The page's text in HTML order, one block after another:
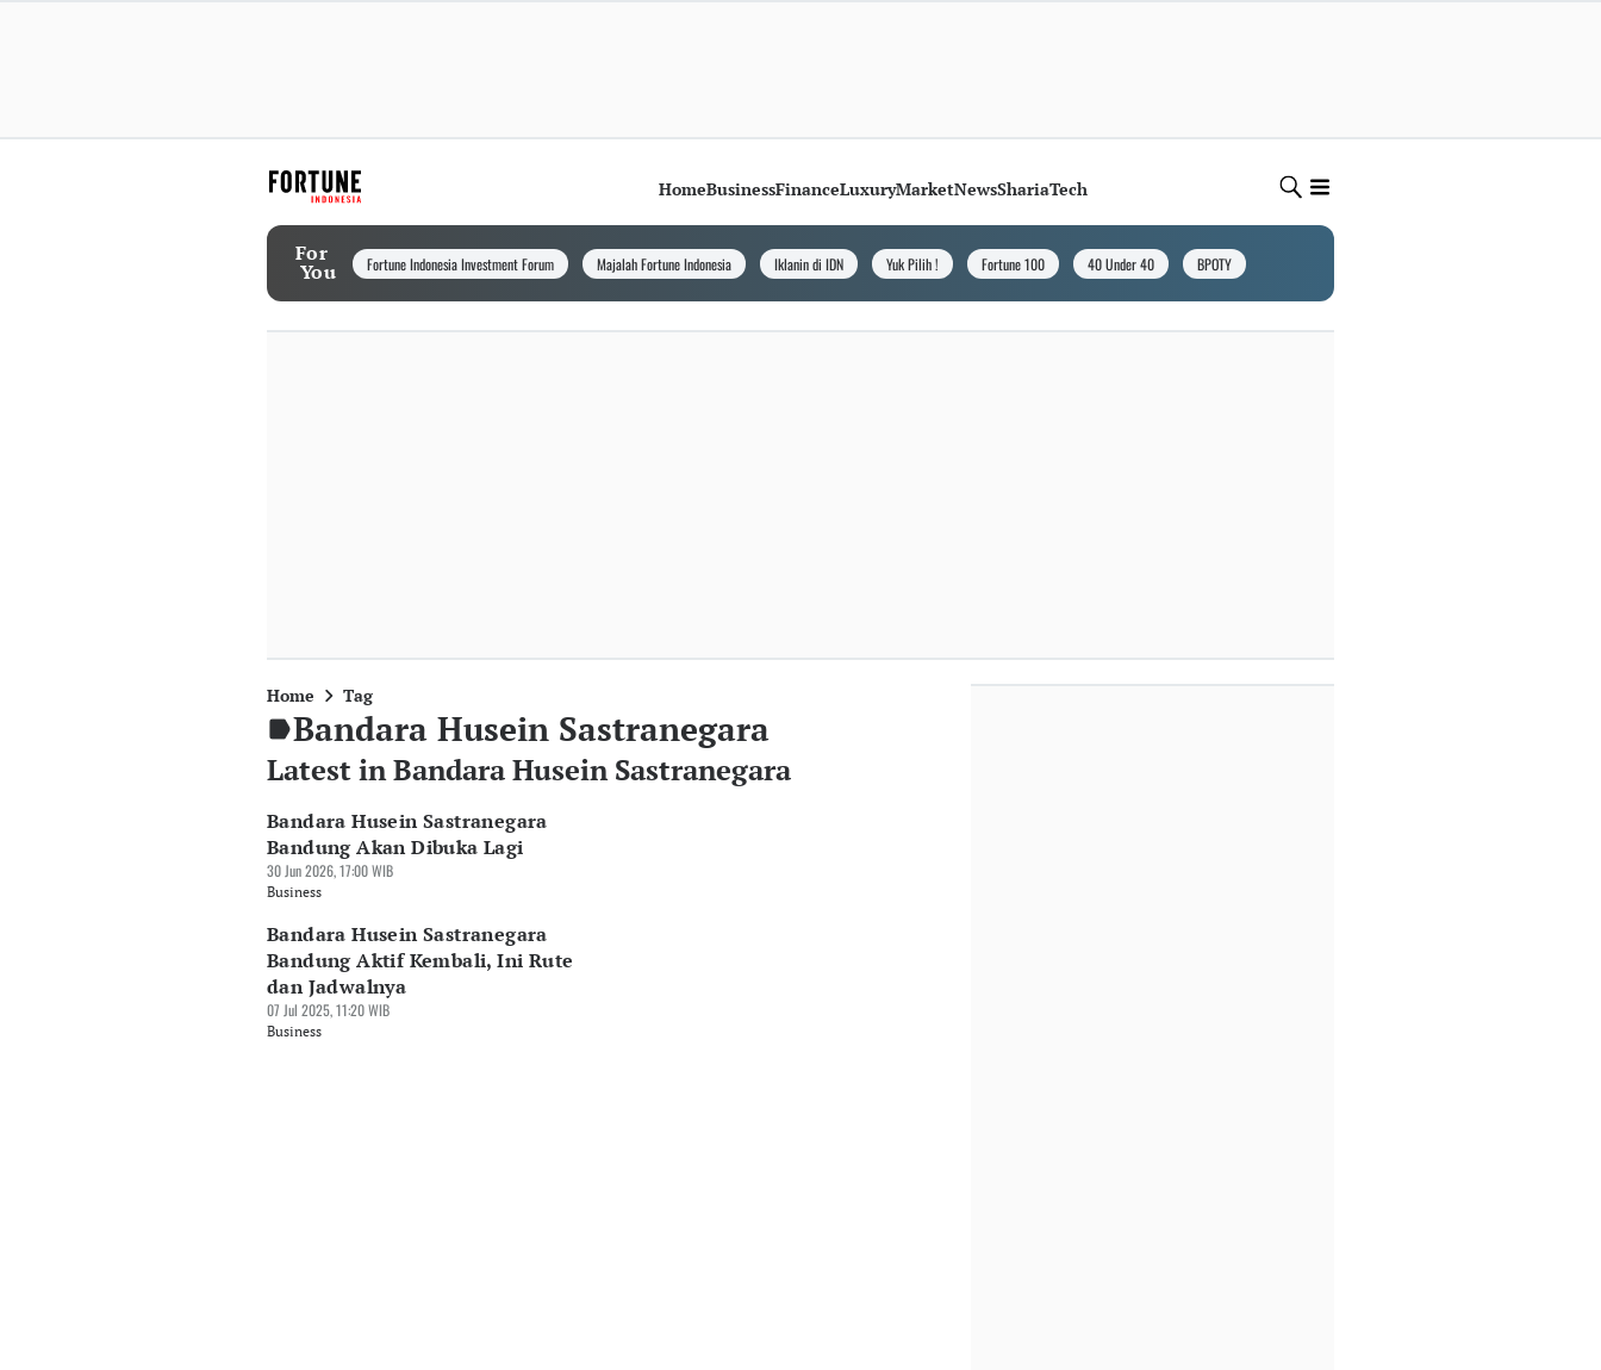
HomeBusinessFinanceLuxuryMarketNewsShariaTech
For
You Fortune Indonesia Investment Forum Majalah Fortune Indonesia Iklanin di IDN Yuk Pilih ! Fortune 100 40 Under 40 BPOTY
Home Tag
Bandara Husein Sastranegara
Latest in Bandara Husein Sastranegara
Bandara Husein Sastranegara
Bandung Akan Dibuka Lagi
30 Jun 2026, 17:00 WIB
Business
Bandara Husein Sastranegara
Bandung Aktif Kembali, Ini Rute
dan Jadwalnya
07 Jul 2025, 11:20 WIB
Business